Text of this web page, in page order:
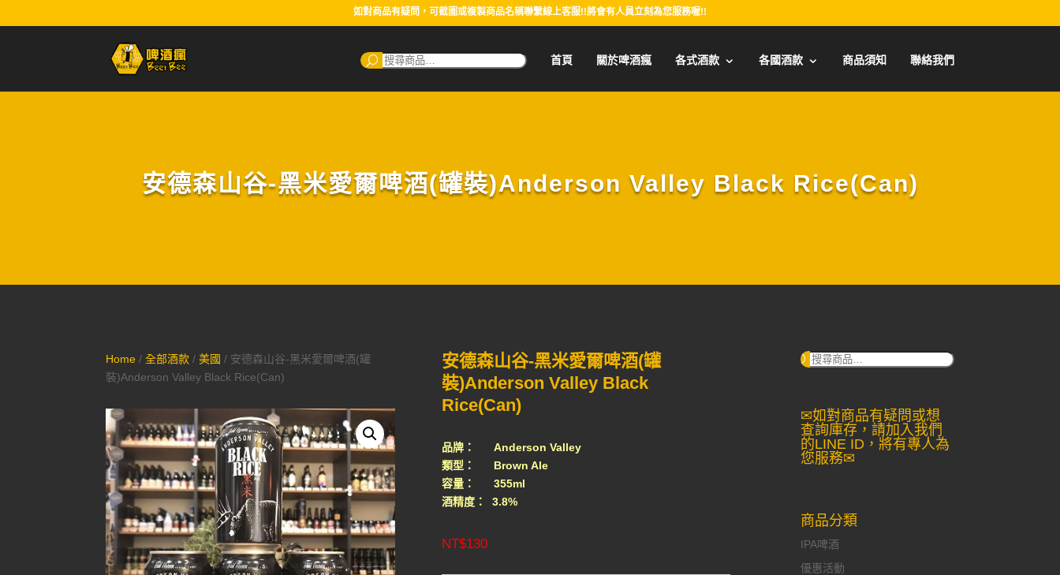
如對商品有疑問，可截圖或複製商品名稱聯繫線上客服!!將會有人員立刻為您服務喔!!
搜
尋：
首頁 關於啤酒瘋 各式酒款 各國酒款 商品須知 聯絡我們
安德森山谷-黑米愛爾啤酒(罐裝)Anderson Valley Black Rice(Can)
Home /全部酒款 /美國 / 安德森山谷-黑米愛爾啤酒(罐
裝)Anderson Valley Black Rice(Can)
安德森山谷-黑米愛爾啤酒(罐
裝)Anderson Valley Black
Rice(Can)
品牌： Anderson Valley
類型： Brown Ale
容量： 355ml
酒精度： 3.8%
NT$130
搜
✉如對商品有疑問或想
查詢庫存，請加入我們
的LINE ID，將有專人為
您服務✉
商品分類
IPA啤酒
優惠活動